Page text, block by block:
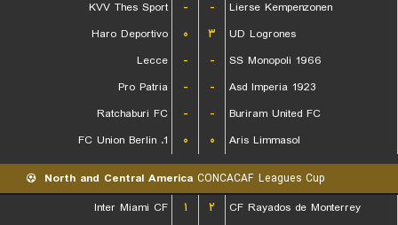
KVV Thes Sport
- -
Lierse Kempenzonen
Haro Deportivo
۰ ۳
UD Logrones
Lecce
- -
SS Monopoli 1966
Pro Patria
- -
Asd Imperia 1923
Ratchaburi FC
- -
Buriram United FC
1. FC Union Berlin
۰ ۰ Aris Limmasol
North and Central America CONCACAF Leagues Cup
Inter Miami CF
۱ ۲
CF Rayados de Monterrey